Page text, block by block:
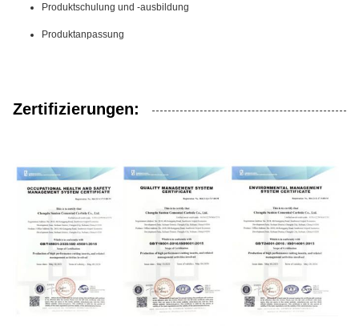
Produktschulung und -ausbildung
Produktanpassung
Zertifizierungen: